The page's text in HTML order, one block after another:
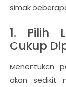
simak
1. Pilih
Cukup
Menentukan
akan sedikit